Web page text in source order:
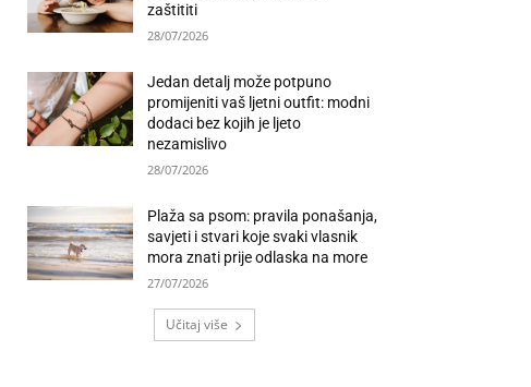
zaštititi
28/07/2026
Jedan detalj može potpuno
promijeniti vaš ljetni outfit: modni
dodaci bez kojih je ljeto
nezamislivo
28/07/2026
Plaža sa psom: pravila ponašanja,
savjeti i stvari koje svaki vlasnik
mora znati prije odlaska na more
27/07/2026
Učitaj više